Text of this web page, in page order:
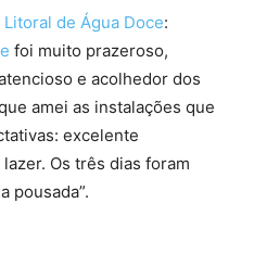
Litoral de Água Doce:
foi muito prazeroso,
e acolhedor dos
amei as instalações que
excelente
Os três dias foram
pousada”.